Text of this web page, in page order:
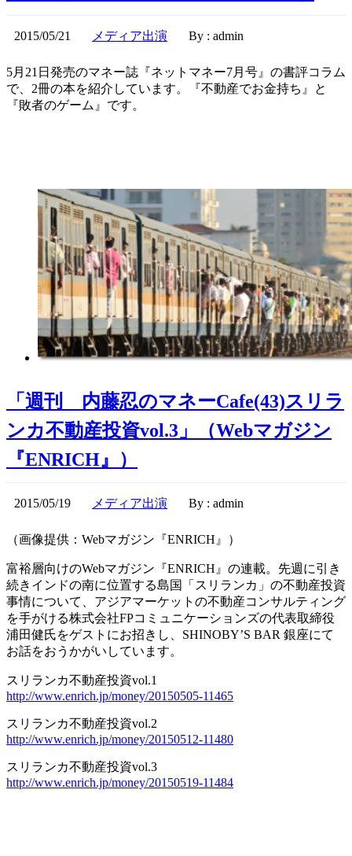
2015/05/21 メディア出演 By : admin
5月21日発売のマネー誌『ネットマネー7月号』の書評コラム
で、2冊の本を紹介しています。『不動産でお金持ち』と
『敗者のゲーム』です。
「週刊 内藤忍のマネーCafe(43)スリラ
ンカ不動産投資vol.3」（Webマガジン
『ENRICH』）
2015/05/19 メディア出演 By : admin
（画像提供：Webマガジン『ENRICH』）
富裕層向けのWebマガジン『ENRICH』の連載。先週に引き
続きインドの南に位置する島国「スリランカ」の不動産投資
事情について、アジアマーケットの不動産コンサルティング
を手がける株式会社FPコミュニケーションズの代表取締役
浦田健氏をゲストにお招きし、SHINOBY’S BAR 銀座にて
お話をおうかがいしています。
スリランカ不動産投資vol.1
http://www.enrich.jp/money/20150505-11465
スリランカ不動産投資vol.2
http://www.enrich.jp/money/20150512-11480
スリランカ不動産投資vol.3
http://www.enrich.jp/money/20150519-11484